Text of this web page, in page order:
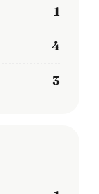
1
4
3